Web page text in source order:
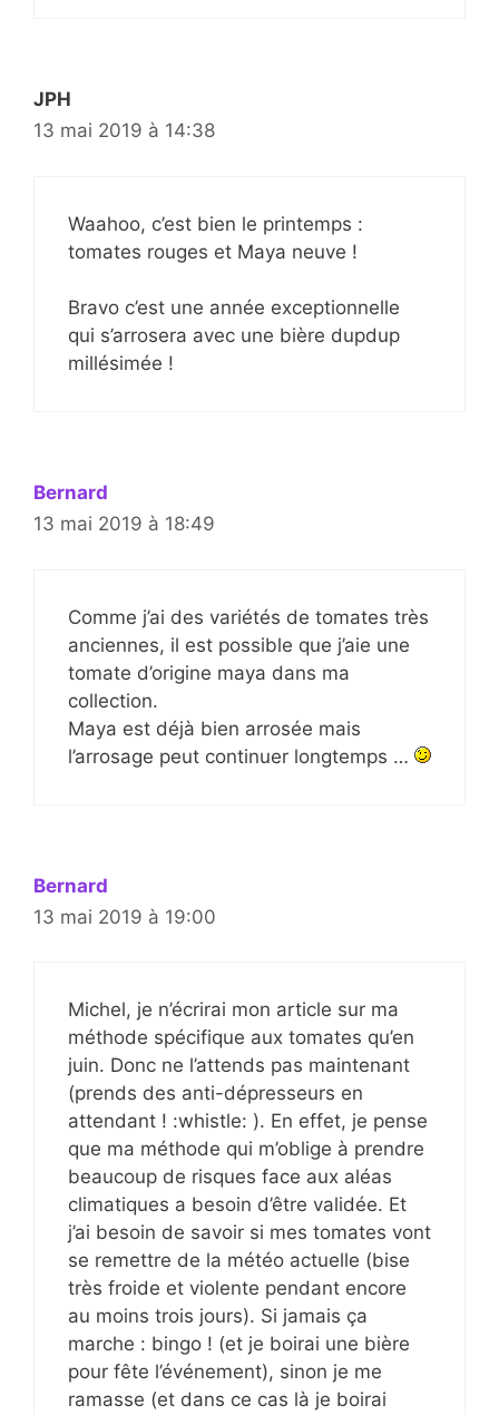
JPH
13 mai 2019 à 14:38
Waahoo, c’est bien le printemps :
tomates rouges et Maya neuve !
Bravo c’est une année exceptionnelle
qui s’arrosera avec une bière dupdup
millésimée !
Bernard
13 mai 2019 à 18:49
Comme j’ai des variétés de tomates très
anciennes, il est possible que j’aie une
tomate d’origine maya dans ma
collection.
Maya est déjà bien arrosée mais
l’arrosage peut continuer longtemps …
Bernard
13 mai 2019 à 19:00
Michel, je n’écrirai mon article sur ma
méthode spécifique aux tomates qu’en
juin. Donc ne l’attends pas maintenant
(prends des anti-dépresseurs en
attendant ! :whistle: ). En effet, je pense
que ma méthode qui m’oblige à prendre
beaucoup de risques face aux aléas
climatiques a besoin d’être validée. Et
j’ai besoin de savoir si mes tomates vont
se remettre de la météo actuelle (bise
très froide et violente pendant encore
au moins trois jours). Si jamais ça
marche : bingo ! (et je boirai une bière
pour fête l’événement), sinon je me
ramasse (et dans ce cas là je boirai